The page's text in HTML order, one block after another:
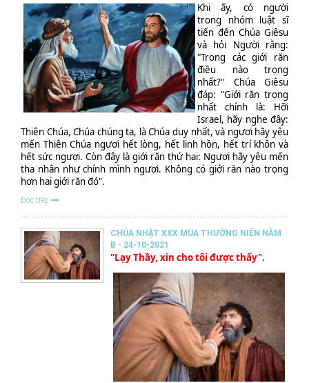
Khi ấy, có người
trong nhóm luật sĩ
tiến đến Chúa Giêsu
và hỏi Người rằng:
"Trong các giới răn
điều nào trọng
nhất?" Chúa Giêsu
đáp: "Giới răn trọng
nhất chính là: Hỡi
Israel, hãy nghe đây:
Thiên Chúa, Chúa chúng ta, là Chúa duy nhất, và ngươi hãy yêu
mến Thiên Chúa ngươi hết lòng, hết linh hồn, hết trí khôn và
hết sức ngươi. Còn đây là giới răn thứ hai: Ngươi hãy yêu mến
tha nhân như chính mình ngươi. Không có giới răn nào trọng
hơn hai giới răn đó".
Đọc tiếp
CHÚA NHẬT XXX MÙA THƯỜNG NIÊN NĂM
B - 24-10-2021
"Lạy Thầy, xin cho tôi được thấy".